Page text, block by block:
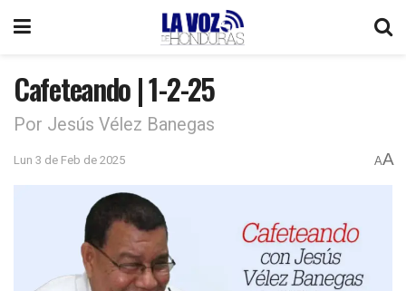
Cafeteando | 1-2-25
Por Jesús Vélez Banegas
Lun 3 de Feb de 2025 AA